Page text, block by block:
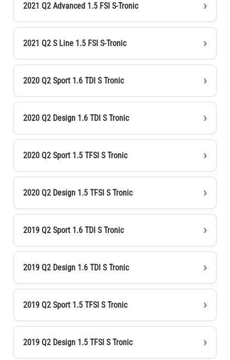
2021 Q2 Advanced 1.5 FSI S-Tronic
2021 Q2 S Line 1.5 FSI S-Tronic
2020 Q2 Sport 1.6 TDI S Tronic
2020 Q2 Design 1.6 TDI S Tronic
2020 Q2 Sport 1.5 TFSI S Tronic
2020 Q2 Design 1.5 TFSI S Tronic
2019 Q2 Sport 1.6 TDI S Tronic
2019 Q2 Design 1.6 TDI S Tronic
2019 Q2 Sport 1.5 TFSI S Tronic
2019 Q2 Design 1.5 TFSI S Tronic